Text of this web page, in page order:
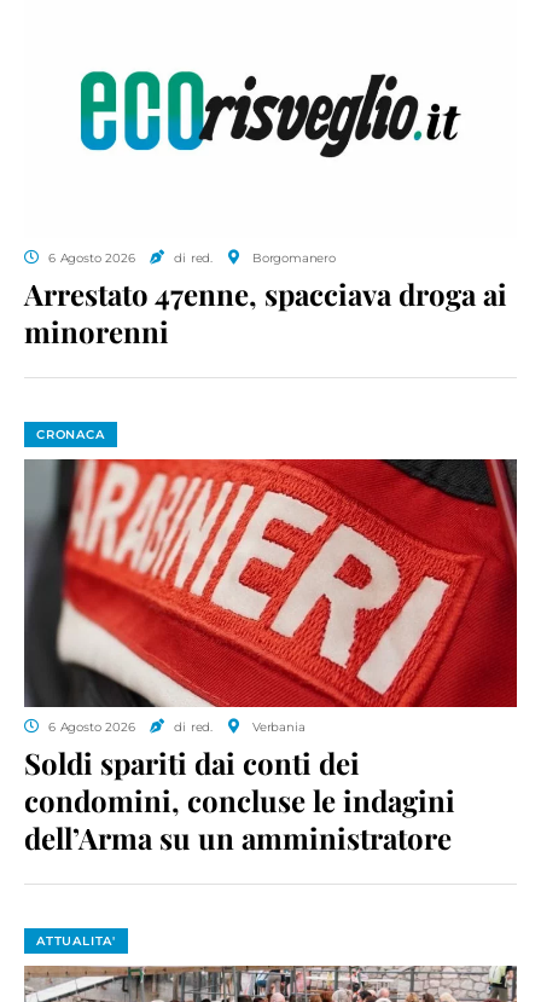
6 Agosto 2026 di red. Borgomanero
Arrestato 47enne, spacciava droga ai
minorenni
CRONACA
6 Agosto 2026 di red. Verbania
Soldi spariti dai conti dei
condomini, concluse le indagini
dell’Arma su un amministratore
ATTUALITA'